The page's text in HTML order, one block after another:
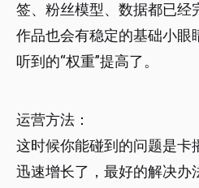
签、粉丝模型、数据都已经
作品也会有稳定的基础小眼
听到的“权重”提高了。
运营方法：
这时候你能碰到的问题是卡
迅速增长了，最好的解决办